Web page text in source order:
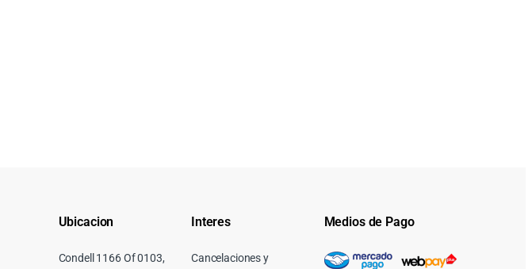
Ubicacion
Condell 1166 Of 0103,
Interes
Cancelaciones y
Medios de Pago